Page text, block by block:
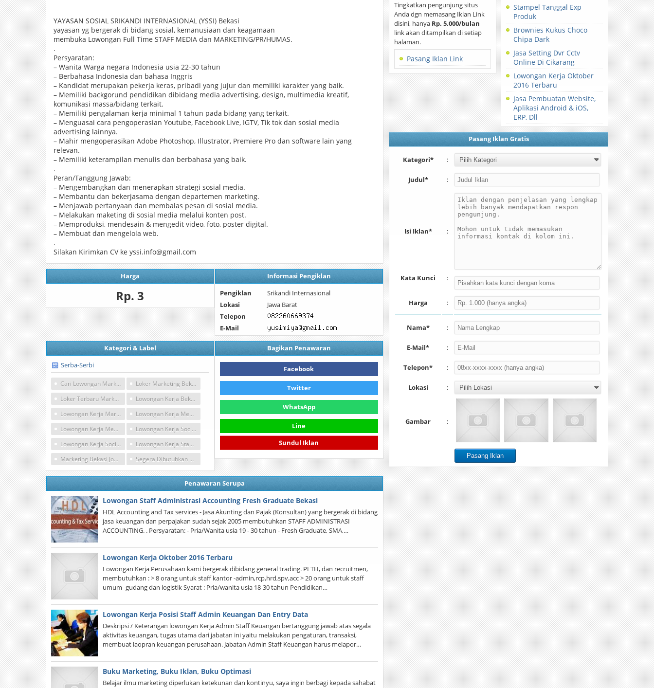
YAYASAN SOSIAL SRIKANDI INTERNASIONAL (YSSI) Bekasi
yayasan yg bergerak di bidang sosial, kemanusiaan dan keagamaan
membuka Lowongan Full Time STAFF MEDIA dan MARKETING/PR/HUMAS.
.
Persyaratan:
– Wanita Warga negara Indonesia usia 22-30 tahun
– Berbahasa Indonesia dan bahasa Inggris
– Kandidat merupakan pekerja keras, pribadi yang jujur dan memiliki karakter yang baik.
– Memiliki backgorund pendidikan dibidang media advertising, design, multimedia kreatif,
komunikasi massa/bidang terkait.
– Memiliki pengalaman kerja minimal 1 tahun pada bidang yang terkait.
– Menguasai cara pengoperasian Youtube, Facebook Live, IGTV, Tik tok dan sosial media
advertising lainnya.
– Mahir mengoperasikan Adobe Photoshop, Illustrator, Premiere Pro dan software lain yang
relevan.
– Memiliki keterampilan menulis dan berbahasa yang baik.
.
Peran/Tanggung Jawab:
– Mengembangkan dan menerapkan strategi sosial media.
– Membantu dan bekerjasama dengan departemen marketing.
– Menjawab pertanyaan dan membalas pesan di sosial media.
– Melakukan maketing di sosial media melalui konten post.
– Memproduksi, mendesain & mengedit video, foto, poster digital.
– Membuat dan mengelola web.
.
Silakan Kirimkan CV ke yssi.info@gmail.com
Harga
Rp. 3
Informasi Pengiklan
Pengiklan
Srikandi Internasional
Lokasi
Jawa Barat
Telepon
E-Mail
Kategori & Label
Serba-Serbi
Cari Lowongan Marketing Di Bekasi
Loker Marketing Bekasi
Loker Terbaru Marketing Bekasi
Lowongan Kerja Bekasi
Lowongan Kerja Marketing Bekasi
Lowongan Kerja Media Dan Communications
Lowongan Kerja Media Di Indonesia
Lowongan Kerja Social Media
Lowongan Kerja Social Media Di Bekasi
Lowongan Kerja Staff Media Sosial Di Indonesia
Marketing Bekasi Jobs In Indonesia
Segera Dibutuhkan Marketing Bekasi
Bagikan Penawaran
Facebook
Twitter
WhatsApp
Line
Sundul Iklan
Penawaran Serupa
Lowongan Staff Administrasi Accounting Fresh Graduate Bekasi
HDL Accounting and Tax services - Jasa Akunting dan Pajak (Konsultan) yang bergerak di bidang
jasa keuangan dan perpajakan sudah sejak 2005 membutuhkan STAFF ADMINISTRASI
ACCOUNTING. . Persyaratan: - Pria/Wanita usia 19 - 30 tahun - Fresh Graduate, SMA,…
Lowongan Kerja Oktober 2016 Terbaru
Lowongan Kerja Perusahaan kami bergerak dibidang general trading. PLTH, dan recruitmen,
membutuhkan : > 8 orang untuk staff kantor -admin,rcp,hrd,spv,acc > 20 orang untuk staff
umum -gudang dan logistik Syarat : Pria/wanita usia 18-30 tahun Pendidikan…
Lowongan Kerja Posisi Staff Admin Keuangan Dan Entry Data
Deskripsi / Keterangan lowongan Kerja Admin Staff Keuangan bertanggung jawab atas segala
aktivitas keuangan, tugas utama dari jabatan ini yaitu melakukan pengaturan, transaksi,
membuat laopran keuangan perusahaan. Jabatan Admin Staff Keuangan harus melapor…
Buku Marketing, Buku Iklan, Buku Optimasi
Belajar ilmu marketing diperlukan ketekunan dan kontinyu, saya ingin berbagi kepada sahabat
Tingkatkan pengunjung situs
Anda dgn memasang Iklan Link
disini, hanya Rp. 5.000/bulan
link akan ditampilkan di setiap
halaman.
Pasang Iklan Link
Stampel Tanggal Exp
Produk
Brownies Kukus Choco
Chipa Dark
Jasa Setting Dvr Cctv
Online Di Cikarang
Lowongan Kerja Oktober
2016 Terbaru
Jasa Pembuatan Website,
Aplikasi Android & iOS,
ERP, Dll
Pasang Iklan Gratis
Kategori* :
Judul* :
Isi Iklan* :
Kata Kunci :
Harga :
Nama* :
E-Mail* :
Telepon* :
Lokasi :
Gambar :